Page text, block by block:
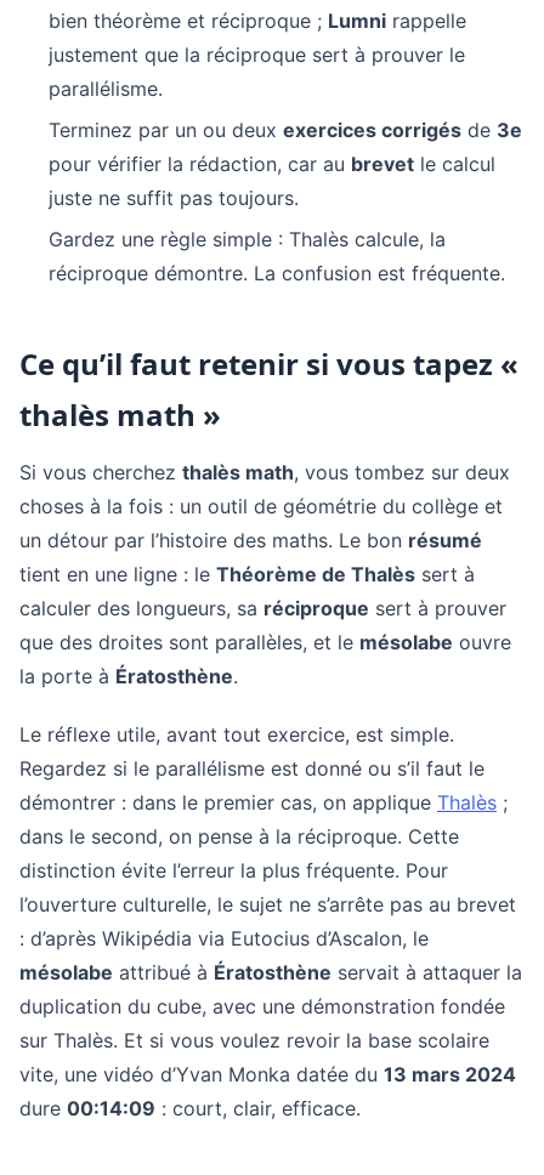
bien théorème et réciproque ; Lumni rappelle
justement que la réciproque sert à prouver le
parallélisme.
Terminez par un ou deux exercices corrigés de 3e
pour vérifier la rédaction, car au brevet le calcul
juste ne suffit pas toujours.
Gardez une règle simple : Thalès calcule, la
réciproque démontre. La confusion est fréquente.
Ce qu’il faut retenir si vous tapez «
thalès math »
Si vous cherchez thalès math, vous tombez sur deux
choses à la fois : un outil de géométrie du collège et
un détour par l’histoire des maths. Le bon résumé
tient en une ligne : le Théorème de Thalès sert à
calculer des longueurs, sa réciproque sert à prouver
que des droites sont parallèles, et le mésolabe ouvre
la porte à Ératosthène.
Le réflexe utile, avant tout exercice, est simple.
Regardez si le parallélisme est donné ou s’il faut le
démontrer : dans le premier cas, on applique Thalès ;
dans le second, on pense à la réciproque. Cette
distinction évite l’erreur la plus fréquente. Pour
l’ouverture culturelle, le sujet ne s’arrête pas au brevet
: d’après Wikipédia via Eutocius d’Ascalon, le
mésolabe attribué à Ératosthène servait à attaquer la
duplication du cube, avec une démonstration fondée
sur Thalès. Et si vous voulez revoir la base scolaire
vite, une vidéo d’Yvan Monka datée du 13 mars 2024
dure 00:14:09 : court, clair, efficace.